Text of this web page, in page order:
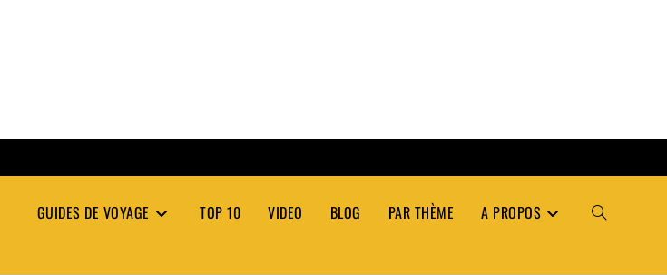
GUIDES DE VOYAGE TOP 10 VIDEO BLOG PAR THÈME A PROPOS TOGGLE